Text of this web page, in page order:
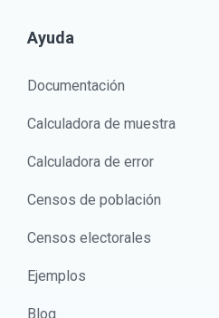
Ayuda
Documentación
Calculadora de muestra
Calculadora de error
Censos de población
Censos electorales
Ejemplos
Blog